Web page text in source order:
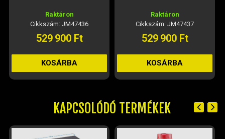
Raktáron
Cikkszám: JM47436
529 900 Ft
KOSÁRBA
Raktáron
Cikkszám: JM47437
529 900 Ft
KOSÁRBA
KAPCSOLÓDÓ TERMÉKEK